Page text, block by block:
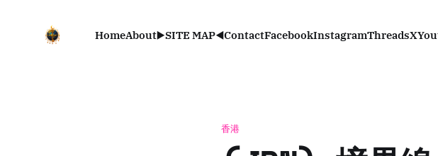
HomeAbout▶️SITE MAP◀️ContactFacebookInstagramThreadsX
香港